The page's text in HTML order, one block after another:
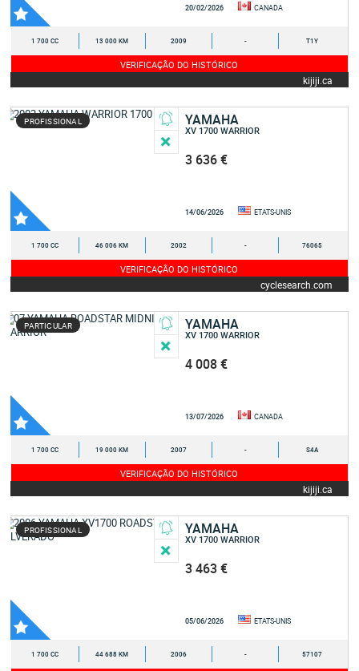
20/02/2026 CANADA
1 700 CC 13 000 KM 2009 - T1Y
VERIFICAÇÃO DO HISTÓRICO
kijiji.ca
PROFISSIONAL YAMAHA
XV 1700 WARRIOR
3 636 €
14/06/2026 ETATS-UNIS
1 700 CC 46 006 KM 2002 - 76065
VERIFICAÇÃO DO HISTÓRICO
cyclesearch.com
PARTICULAR YAMAHA
XV 1700 WARRIOR
4 008 €
13/07/2026 CANADA
1 700 CC 19 000 KM 2007 - S4A
VERIFICAÇÃO DO HISTÓRICO
kijiji.ca
PROFISSIONAL YAMAHA
XV 1700 WARRIOR
3 463 €
05/06/2026 ETATS-UNIS
1 700 CC 44 688 KM 2006 - 57107